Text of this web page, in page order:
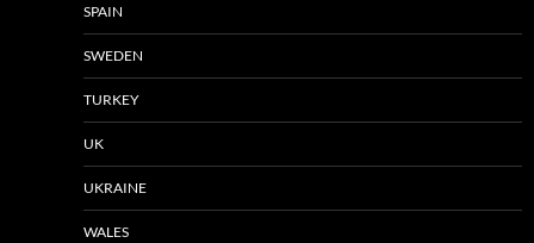
SPAIN
SWEDEN
TURKEY
UK
UKRAINE
WALES